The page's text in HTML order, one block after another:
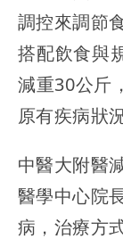
調控來調節
搭配飲食與
減重30公斤
原有疾病狀
中醫大附醫
醫學中心院
病，治療方